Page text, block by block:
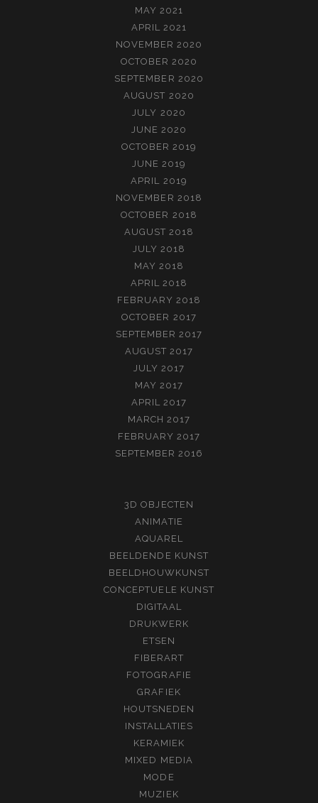
MAY 2021
APRIL 2021
NOVEMBER 2020
OCTOBER 2020
SEPTEMBER 2020
AUGUST 2020
JULY 2020
JUNE 2020
OCTOBER 2019
JUNE 2019
APRIL 2019
NOVEMBER 2018
OCTOBER 2018
AUGUST 2018
JULY 2018
MAY 2018
APRIL 2018
FEBRUARY 2018
OCTOBER 2017
SEPTEMBER 2017
AUGUST 2017
JULY 2017
MAY 2017
APRIL 2017
MARCH 2017
FEBRUARY 2017
SEPTEMBER 2016
3D OBJECTEN
ANIMATIE
AQUAREL
BEELDENDE KUNST
BEELDHOUWKUNST
CONCEPTUELE KUNST
DIGITAAL
DRUKWERK
ETSEN
FIBERART
FOTOGRAFIE
GRAFIEK
HOUTSNEDEN
INSTALLATIES
KERAMIEK
MIXED MEDIA
MODE
MUZIEK